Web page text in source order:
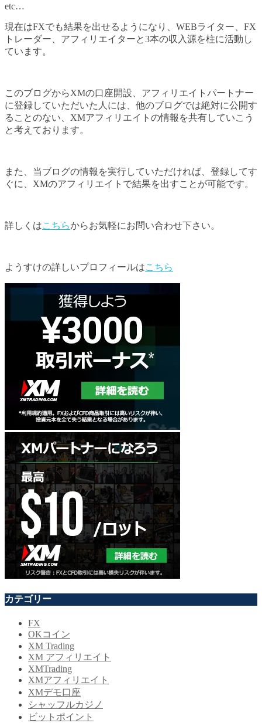
etc…
現在はFXでも結果を出せるようになり、WEBライター、FX
トレーダー、アフィリエイターと3本の収入源を柱に活動し
ています。
このブログからXMの口座開設、アフィリエイトパートナー
に登録していただいた人には、他のブログでは絶対に公開す
ることのない、XMアフィリエイトの情報を共有していこう
と考えております。
また、当ブログの情報を実行していただければ、登録してす
ぐに、XMのアフィリエイトで結果を出すことが可能です。
詳しくはこちらからお気軽にお問い合わせ下さい。
ようすけの詳しいプロフィールはこちら
カテゴリー
FX
OKコイン
XM Trading
XM アフィリエイト
XMTrading
XMアフィリエイト
XMデモ口座
シャッフルカジノ
ビットポイント